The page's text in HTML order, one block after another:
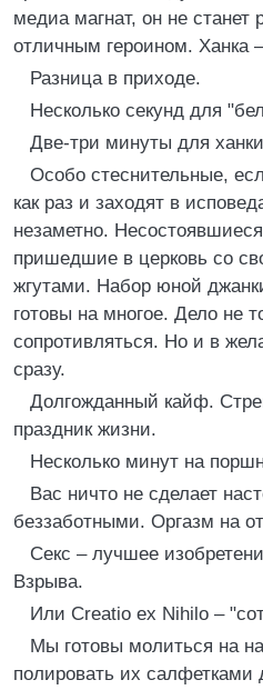
медиа магнат, он не станет
отличным героином. Ханка
Разница в приходе.
Несколько секунд для
Две-три минуты для
Особо стеснительные,
как раз и заходят в
незаметно.
пришедшие в церковь со
жгутами. Набор юной
готовы на многое. Дело не
сопротивляться. Но и в
сразу.
Долгожданный кайф.
праздник жизни.
Несколько минут на
Вас ничто не сделает
беззаботными. Оргазм на
Секс – лучшее
Взрыва.
Или Creatio ex Nihilo –
Мы готовы молиться на
полировать их салфетками